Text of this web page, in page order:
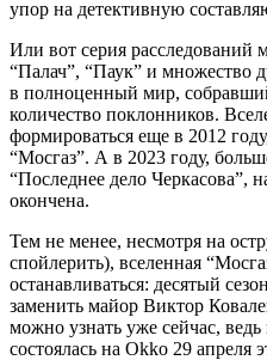
упор на детективную
Или вот серия расследований
“Палач”, “Паук” и множество
в полноценный мир,
количество поклонников.
формироваться еще в 2012
“Мосгаз”. А в 2023 году,
“Последнее дело Черкасова”,
окончена.
Тем не менее, несмотря на
спойлерить), вселенная
останавливаться: десятый
заменить майор Виктор
можно узнать уже сейчас, ведь
состоялась на Okko 29 апреля